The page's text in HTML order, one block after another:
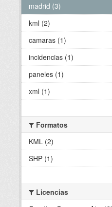
madrid (3)
kml (2)
camaras (1)
incidencias (1)
paneles (1)
xml (1)
Formatos
KML (2)
SHP (1)
Licencias